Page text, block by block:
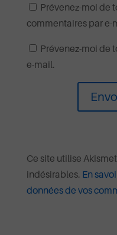
Prévenez-moi de
commentaires par e-
Prévenez-moi de
e-mail.
Ce site utilise
indésirables. En
données de vos